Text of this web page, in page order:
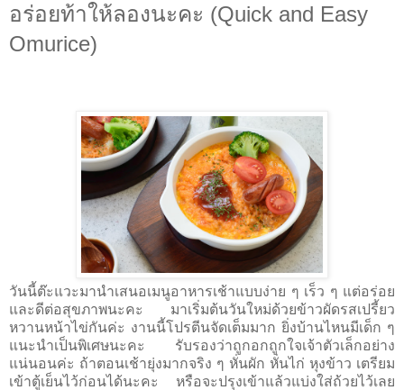
อร่อยท้าให้ลองนะคะ (Quick and Easy
Omurice)
วันนี้ต๊ะแวะมานำเสนอเมนูอาหารเช้าแบบง่าย ๆ เร็ว ๆ แต่อร่อย
และดีต่อสุขภาพนะคะ มาเริ่มต้นวันใหม่ด้วยข้าวผัดรสเปรี้ยว
หวานหน้าไข่กันค่ะ งานนี้โปรตีนจัดเต็มมาก ยิ่งบ้านไหนมีเด็ก ๆ
แนะนำเป็นพิเศษนะคะ รับรองว่าถูกอกถูกใจเจ้าตัวเล็กอย่าง
แน่นอนค่ะ ถ้าตอนเช้ายุ่งมากจริง ๆ หั่นผัก หั่นไก่ หุงข้าว เตรียม
เข้าตู้เย็นไว้ก่อนได้นะคะ หรือจะปรุงเข้าแล้วแบ่งใส่ถ้วยไว้เลย